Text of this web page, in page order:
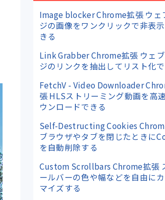
Image blocker Chrome拡張 ウェ
ジの画像をワンクリックで非表
きる
Link Grabber Chrome拡張 ウェ
ジのリンクを抽出してリスト化
FetchV - Video Downloader
張 HLSストリーミング動画を高
ウンロードできる
Self-Destructing Cookies
ブラウザやタブを閉じたときに
を自動削除する
Custom Scrollbars Chrome拡張
ールバーの色や幅などを自由に
マイズする